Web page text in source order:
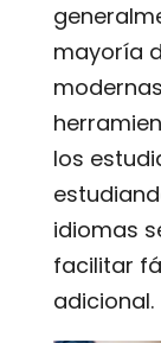
mayoría
los
idiomas
facilitar
adicional.